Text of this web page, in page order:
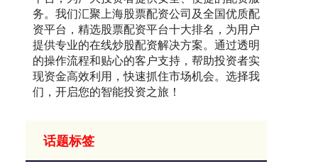
务。我们汇聚上海股票配资公司及全国优质配
资平台，精选股票配资平台十大排名，为用户
提供专业的在线炒股配资解决方案。通过透明
的操作流程和贴心的客户支持，帮助投资者实
现资金高效利用，快速抓住市场机会。选择我
们，开启您的智能投资之旅！
话题标签